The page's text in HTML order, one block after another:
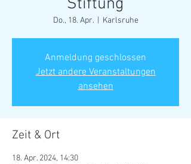
Stiftung
Do., 18. Apr.
  |
Karlsruhe
Anmeldung geschlossen
Jetzt andere Veranstaltungen
ansehen
Zeit & Ort
18. Apr. 2024, 14:30